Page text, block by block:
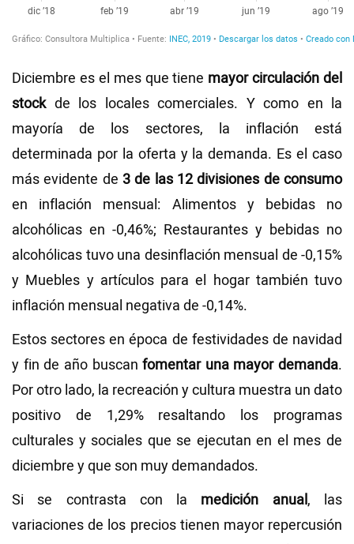
Diciembre es el mes que tiene mayor circulación del
stockde los locales comerciales. Y como en la
mayoría de los sectores, la inflación está
determinada por la oferta y la demanda. Es el caso
más evidente de 3 de las 12 divisiones de consumo
en inflación mensual: Alimentos y bebidas no
alcohólicas en -0,46%; Restaurantes y bebidas no
alcohólicas tuvo una desinflación mensual de -0,15%
y Muebles y artículos para el hogar también tuvo
inflación mensual negativa de -0,14%.
Estos sectores en época de festividades de navidad
y fin de año buscanfomentar una mayor demanda.
Por otro lado, la recreación y cultura muestra un dato
positivo de 1,29% resaltando los programas
culturales y sociales que se ejecutan en el mes de
diciembre y que son muy demandados.
Si se contrasta con la medición anual, las
variaciones de los precios tienen mayor repercusión